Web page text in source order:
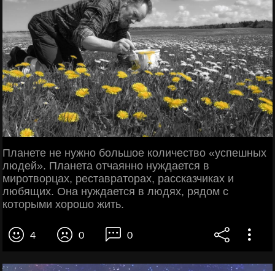
Планете не нужно большое количество «успешных
людей». Планета отчаянно нуждается в
миротворцах, реставраторах, рассказчиках и
любящих. Она нуждается в людях, рядом с
которыми хорошо жить.
4 0 0